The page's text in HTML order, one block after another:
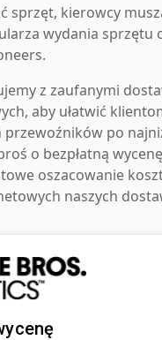
sprzęt, kierowcy
wydania sprzętu
z zaufanymi
aby ułatwić
przewoźników po
o bezpłatną
oszacowanie
naszych